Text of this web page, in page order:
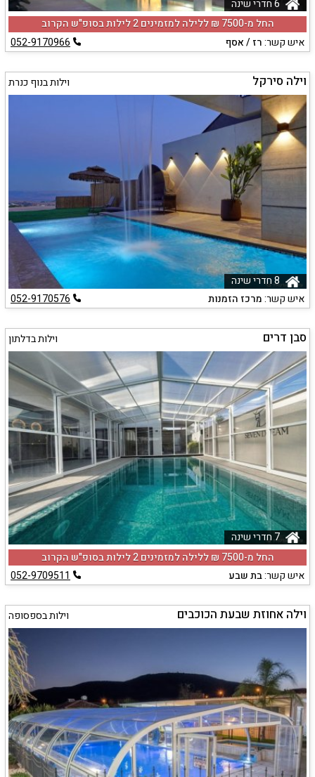
החל מ-‏7500 ₪ ללילה למזמינים 2 לילות בסופ"ש הקרוב
איש קשר:רז / אסף 052-9170966
וילה סירקל וילות בנוף כנרת
8 חדרי שינה
איש קשר:מרכז הזמנות 052-9170576
סבן דרים וילות בדלתון
7 חדרי שינה
החל מ-‏7500 ₪ ללילה למזמינים 2 לילות בסופ"ש הקרוב
איש קשר:בת שבע 052-9709511
וילה אחוזת שבעת הכוכבים וילות בספסופה